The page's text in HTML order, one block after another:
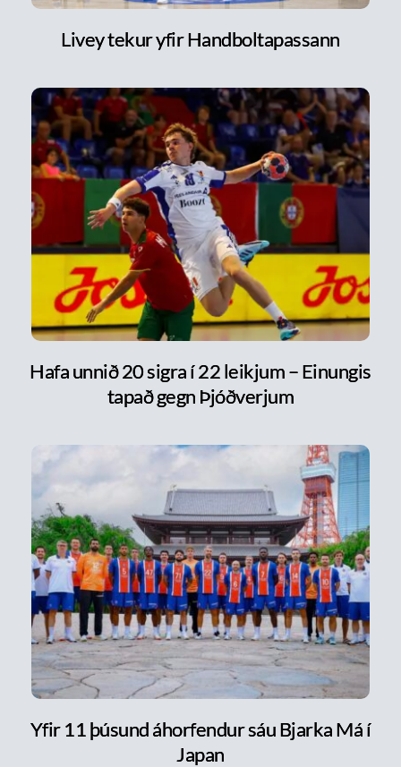
Livey tekur yfir Handboltapassann
Hafa unnið 20 sigra í 22 leikjum – Einungis
tapað gegn Þjóðverjum
Yfir 11 þúsund áhorfendur sáu Bjarka Má í
Japan